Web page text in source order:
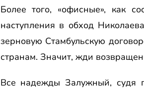
Более того, «офисные», как
наступления в обход
зерновую Стамбульскую
странам. Значит, жди
Все надежды Залужный, судя